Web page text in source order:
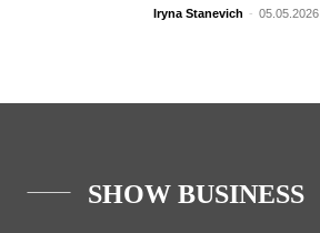
Iryna Stanevich - 05.05.2026
SHOW BUSINESS